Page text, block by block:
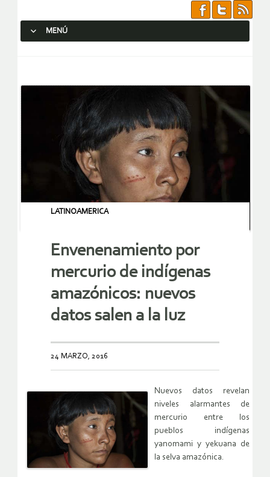
MENÚ
LATINOAMERICA
Envenenamiento por
mercurio de indígenas
amazónicos: nuevos
datos salen a la luz
24 MARZO, 2016
Nuevos datos revelan
niveles alarmantes de
mercurio entre los
pueblos indígenas
yanomami y yekuana de
la selva amazónica.